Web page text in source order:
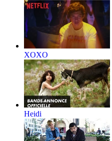
XOXO
Heidi